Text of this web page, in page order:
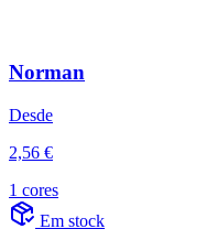
Norman
Desde
2,56 €
1 cores
Em stock